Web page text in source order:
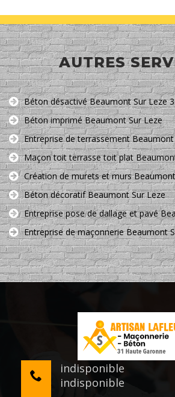
AUTRES
Béton désactivé Beaumont Sur Leze
Béton imprimé Beaumont Sur Leze
Entreprise de terrassement Beaumont
Maçon toit terrasse toit plat
Création de murets et murs
Béton décoratif Beaumont Sur Leze
Entreprise pose de dallage et pavé
Entreprise de maçonnerie Beaumont
indisponible
indisponible